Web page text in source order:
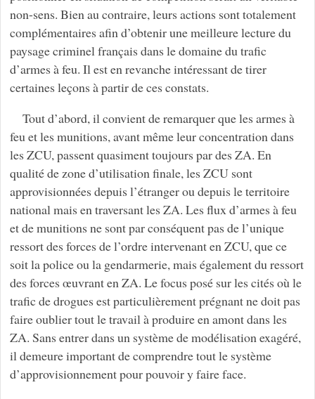
non-sens. Bien au contraire, leurs actions sont totalement
complémentaires afin d’obtenir une meilleure lecture du
paysage criminel français dans le domaine du trafic
d’armes à feu. Il est en revanche intéressant de tirer
certaines leçons à partir de ces constats.
Tout d’abord, il convient de remarquer que les armes à
feu et les munitions, avant même leur concentration dans
les ZCU, passent quasiment toujours par des ZA. En
qualité de zone d’utilisation finale, les ZCU sont
approvisionnées depuis l’étranger ou depuis le territoire
national mais en traversant les ZA. Les flux d’armes à feu
et de munitions ne sont par conséquent pas de l’unique
ressort des forces de l’ordre intervenant en ZCU, que ce
soit la police ou la gendarmerie, mais également du ressort
des forces œuvrant en ZA. Le focus posé sur les cités où le
trafic de drogues est particulièrement prégnant ne doit pas
faire oublier tout le travail à produire en amont dans les
ZA. Sans entrer dans un système de modélisation exagéré,
il demeure important de comprendre tout le système
d’approvisionnement pour pouvoir y faire face.